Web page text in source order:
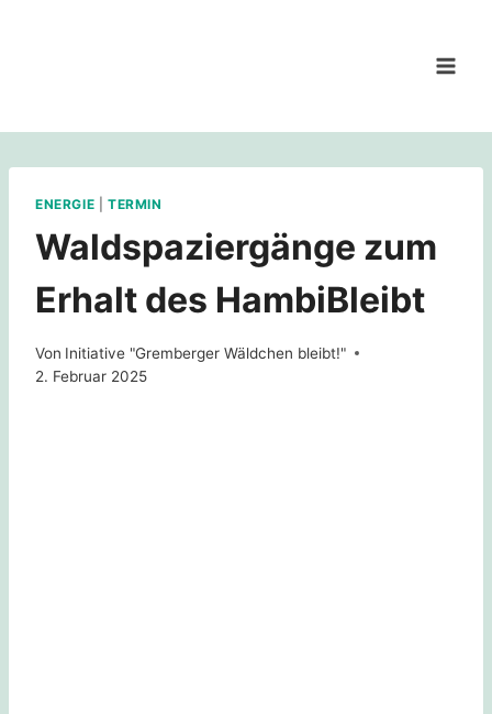
ENERGIE TERMIN
Waldspaziergänge zum
Erhalt des HambiBleibt
Von Initiative "Gremberger Wäldchen bleibt!"
2. Februar 2025